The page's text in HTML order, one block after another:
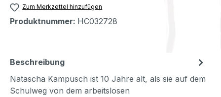
Zum Merkzettel hinzufügen
Produktnummer: HC032728
Beschreibung
Natascha Kampusch ist 10 Jahre alt, als sie auf dem
Schulweg von dem arbeitslosen